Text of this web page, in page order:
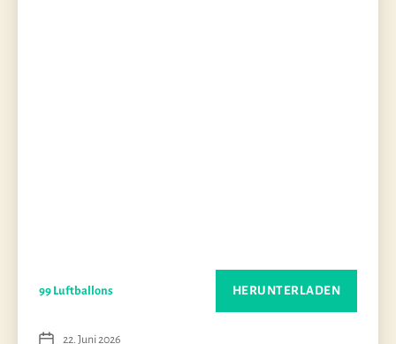
99 Luftballons HERUNTERLADEN
Veröffentlichungsdatum
22. Juni 2026